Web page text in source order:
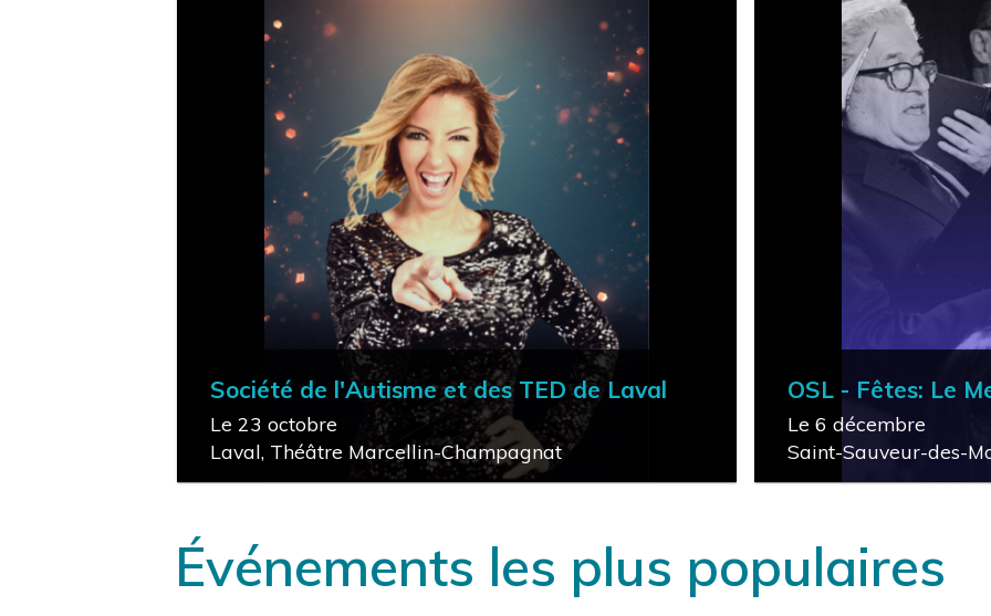
Société de l'Autisme et des TED de Laval
Le 23 octobre
Laval, Théâtre Marcellin-Champagnat
OSL - Fêtes: Le
Le 6 décembre
Saint-Sauveur-des-
Événements les plus populaires